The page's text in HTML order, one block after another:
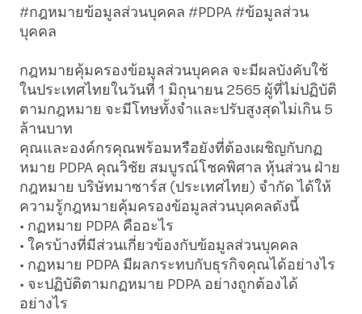
#กฎหมายข้อมูลส่วนบุคคล #PDPA #ข้อมูลส่วน
บุคคล
กฎหมายคุ้มครองข้อมูลส่วนบุคคล จะมีผลบังคับใช้
ในประเทศไทยในวันที่ 1 มิถุนายน 2565 ผู้ที่ไม่ปฏิบัติ
ตามกฎหมาย จะมีโทษทั้งจำและปรับสูงสุดไม่เกิน 5
ล้านบาท
คุณและองค์กรคุณพร้อมหรือยังที่ต้องเผชิญกับกฏ
หมาย PDPA คุณวิชัย สมบูรณ์โชคพิศาล หุ้นส่วน ฝ่าย
กฎหมาย บริษัทมาซาร์ส (ประเทศไทย) จำกัด ได้ให้
ความรู้กฎหมายคุ้มครองข้อมูลส่วนบุคคลดังนี้
• กฏหมาย PDPA คืออะไร
• ใครบ้างที่มีส่วนเกี่ยวข้องกับข้อมูลส่วนบุคคล
• กฏหมาย PDPA มีผลกระทบกับธุรกิจคุณได้อย่างไร
• จะปฏิบัติตามกฏหมาย PDPA อย่างถูกต้องได้
อย่างไร